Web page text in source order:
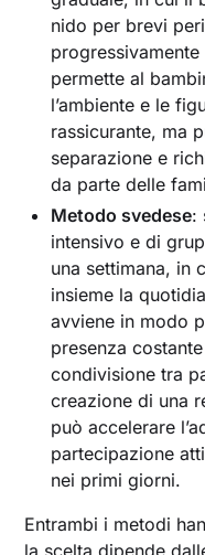
nido per brevi
permette al
l’ambiente e le
rassicurante, ma
separazione e
da parte delle
Metodo svedese:
intensivo e di
una settimana, in
insieme la
avviene in modo
presenza
condivisione tra
creazione di una
può accelerare
partecipazione
nei primi giorni.
Entrambi i metodi
la scelta dipende